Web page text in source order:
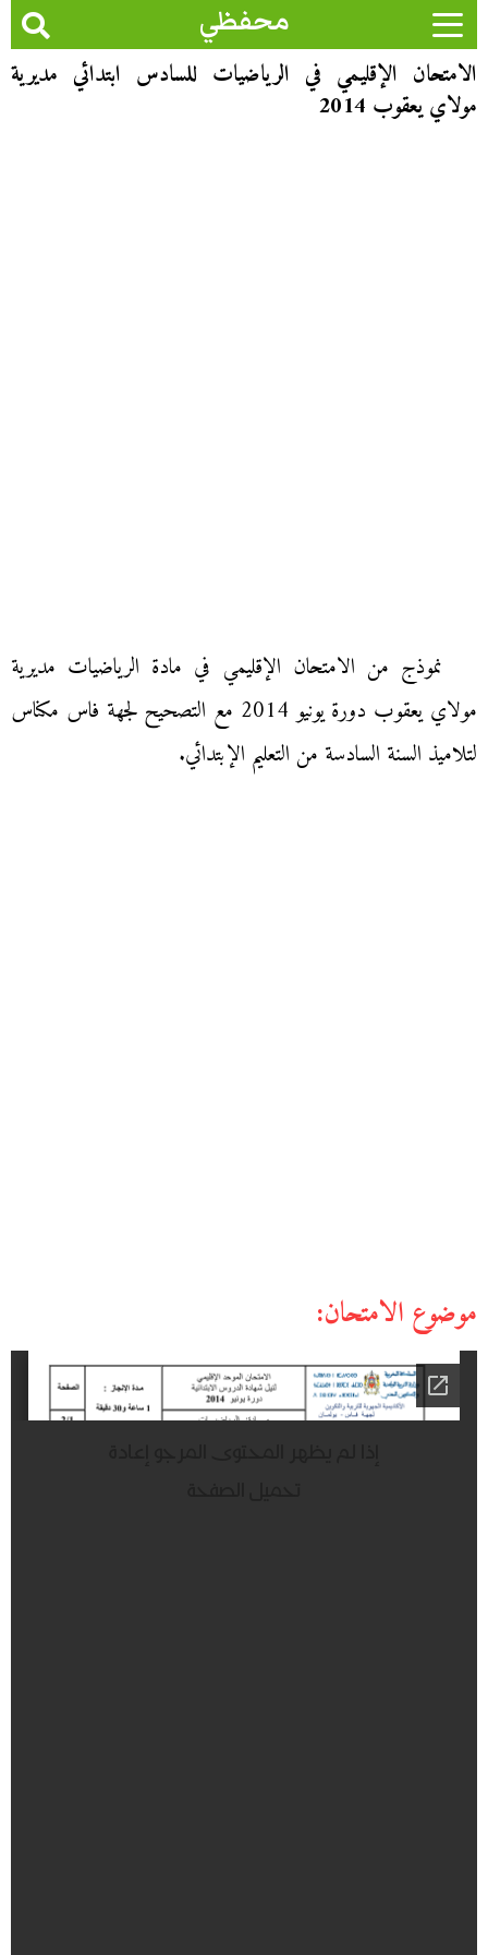
محفظي
الامتحان الإقليمي في الرياضيات للسادس ابتدائي مديرية
مولاي يعقوب 2014
نموذج من الامتحان الإقليمي في مادة الرياضيات مديرية
مولاي يعقوب دورة يونيو 2014 مع التصحيح لجهة فاس مكناس
لتلاميذ السنة السادسة من التعليم الإبتدائي.
موضوع الامتحان: